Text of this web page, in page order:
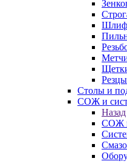
Столы и
СОЖ и
Назад
СОЖ